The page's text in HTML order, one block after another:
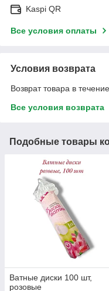
Kaspi QR
Все условия оплаты
Условия возврата
Возврат товара в
Все условия возврата
Подобные товары
Ватные диски 100 шт,
розовые